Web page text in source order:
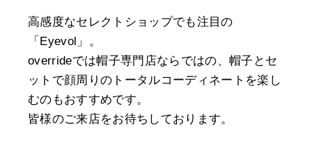
高感度なセレクトショップでも注目の
「Eyevol」。
overrideでは帽子専門店ならではの、帽子とセ
ットで顔周りのトータルコーディネートを楽し
むのもおすすめです。
皆様のご来店をお待ちしております。